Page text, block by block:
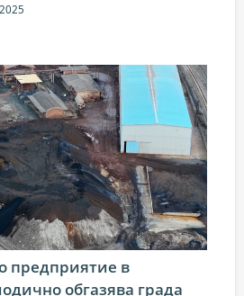
предприятие в
обгазява града